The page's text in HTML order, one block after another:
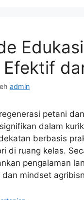
admin
petani
dalam
berbasis
di ruang kelas.
pengalaman
dan mindset